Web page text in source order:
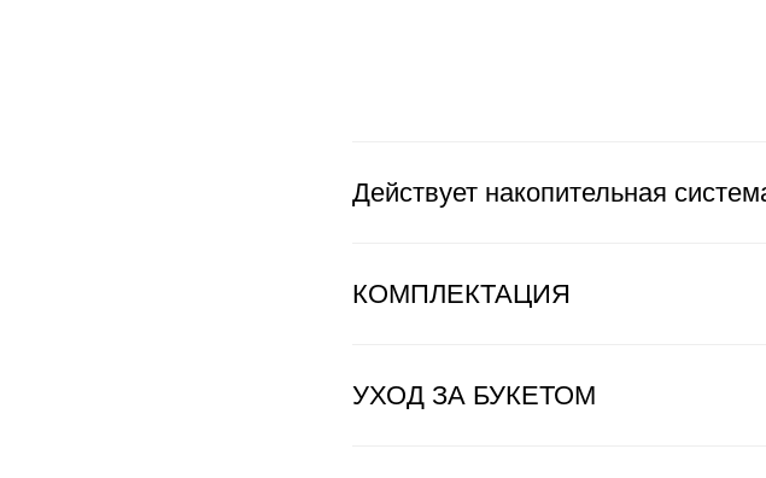
Действует накопительная
КОМПЛЕКТАЦИЯ
УХОД ЗА БУКЕТОМ